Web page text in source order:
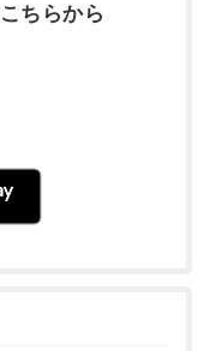
こちらから